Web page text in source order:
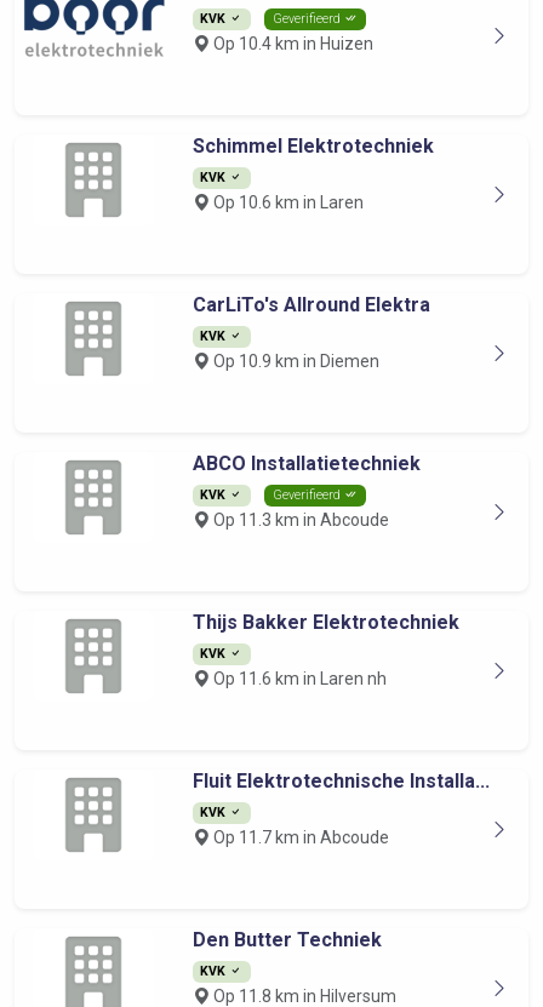
KVK Geverifieerd
Op 10.4 km in Huizen
Schimmel Elektrotechniek
KVK
Op 10.6 km in Laren
CarLiTo's Allround Elektra
KVK
Op 10.9 km in Diemen
ABCO Installatietechniek
KVK Geverifieerd
Op 11.3 km in Abcoude
Thijs Bakker Elektrotechniek
KVK
Op 11.6 km in Laren nh
Fluit Elektrotechnische Installa...
KVK
Op 11.7 km in Abcoude
Den Butter Techniek
KVK
Op 11.8 km in Hilversum